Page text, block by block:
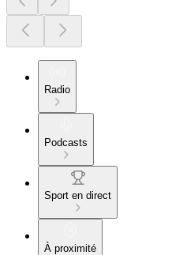
Radio
Podcasts
Sport en direct
À proximité